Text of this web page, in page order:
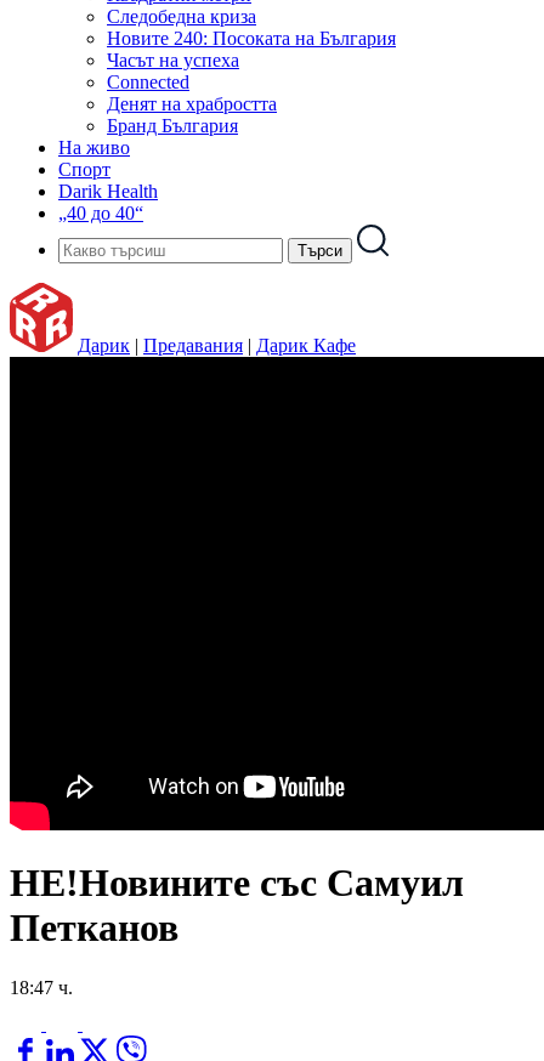
Следобедна криза
Новите 240: Посоката на България
Часът на успеха
Connected
Денят на храбростта
Бранд България
На живо
Спорт
Darik Health
„40 до 40“
Дарик | Предавания | Дарик Кафе
НЕ!Новините със Самуил
Петканов
18:47 ч.